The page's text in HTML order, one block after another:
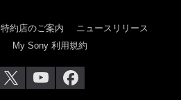
特約店のご案内
ニュースリリース
My Sony 利用規約